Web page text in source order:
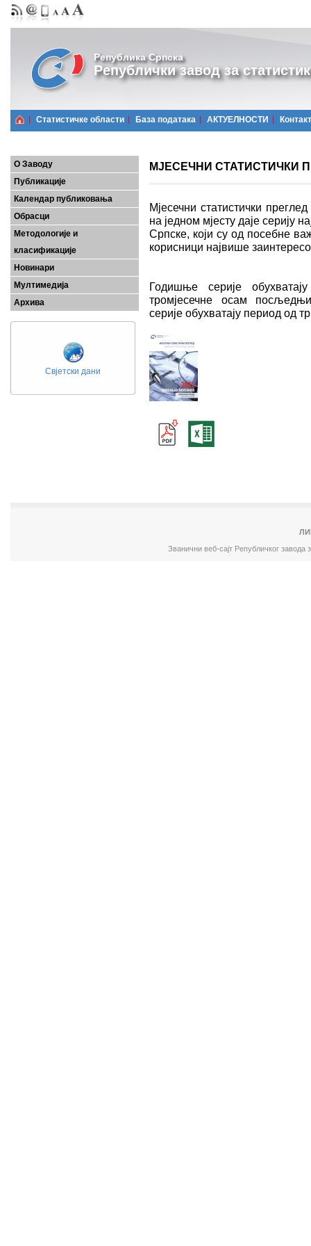
Република Српска
Републички завод за
Статистичке области Базa података АКТУЕЛНОСТИ Контакт
О Заводу
Публикације
Календар публиковања
Обрасци
Методологије и
класификације
Новинари
Мултимедија
Архива
Свјетски дани
МЈЕСЕЧНИ СТАТИСТИЧКИ
Мјесечни статистички
на једном мјесту даје серију
Српске, који су од посебне
корисници највише
Годишње серије
тромјесечне осам
серије обухватају период од
Званични веб-сајт Републичког